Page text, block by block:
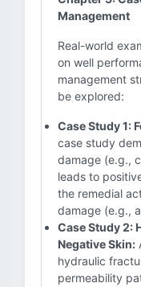
Management
Real-world
on well
management
be explored:
Case Study 1:
case study
damage (e.g.,
leads to
the remedial
damage (e.g.,
Case Study 2:
Negative Skin:
hydraulic
permeability